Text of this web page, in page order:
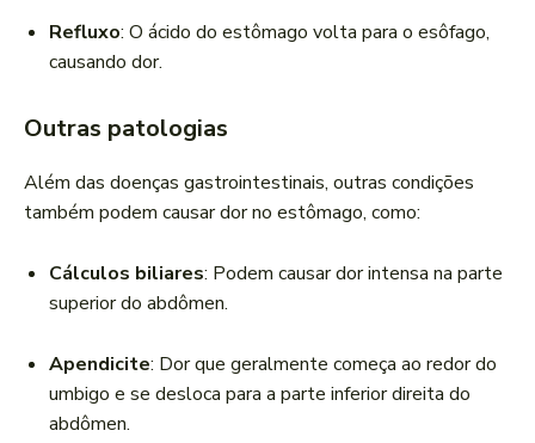
Refluxo: O ácido do estômago volta para o esôfago,
causando dor.
Outras patologias
Além das doenças gastrointestinais, outras condições
também podem causar dor no estômago, como:
Cálculos biliares: Podem causar dor intensa na parte
superior do abdômen.
Apendicite: Dor que geralmente começa ao redor do
umbigo e se desloca para a parte inferior direita do
abdômen.